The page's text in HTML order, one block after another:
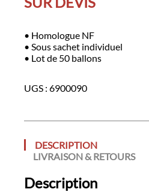
• Homologue NF
• Sous sachet individuel
• Lot de 50 ballons
UGS : 6900090
DESCRIPTION
LIVRAISON & RETOURS
Description